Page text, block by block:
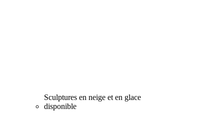
Sculptures en neige et en glace
disponible